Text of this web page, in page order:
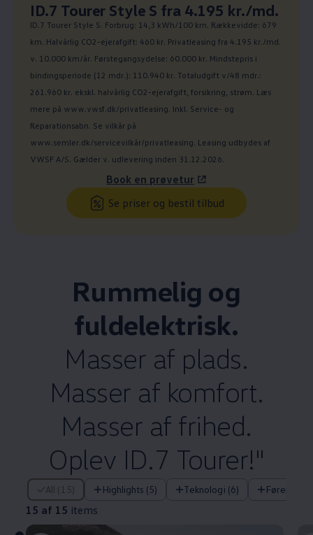
Ny pris:
ID.7 Tourer Style S fra 4.195 kr./md.
ID.7 Tourer Style S. Forbrug: 14,3 kWh/100 km. Rækkevidde: 679
km. Halvårlig CO2-ejerafgift: 460 kr. Privatleasing fra 4.195 kr./md.
v. 10.000 km/år. Førstegangsydelse: 60.000 kr. Mindstepris i
bindingsperiode (12 mdr.): 110.940 kr. Totaludgift v/48 mdr.:
261.960 kr. ekskl. halvårlig CO2-ejerafgift, forsikring, strøm. Læs
mere på www.vwsf.dk/privatleasing. Inkl. Service- og
Reparationsabn. Se vilkår på
www.semler.dk/servicevilkår/privatleasing. Leasing udbydes af
VWSF A/S. Gælder v. udlevering inden 31.12.2026.
Book en prøvetur
Se priser og bestil tilbud
Rummelig og
fuldelektrisk.
Masser af plads.
Masser af komfort.
Masser af frihed.
Oplev ID.7 Tourer!"
All (15) Highlights (5) Teknologi (6)
15 af 15 items
15 af 15 items